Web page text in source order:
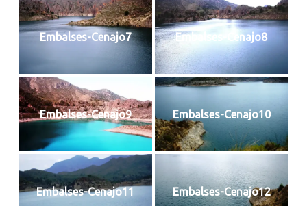
Embalses-Cenajo7 Embalses-Cenajo8
Embalses-Cenajo9 Embalses-Cenajo10
Embalses-Cenajo11 Embalses-Cenajo12